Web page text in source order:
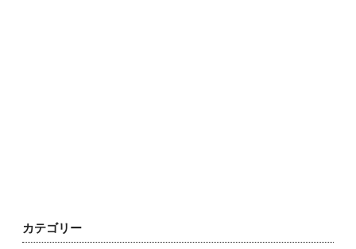
カテゴリー